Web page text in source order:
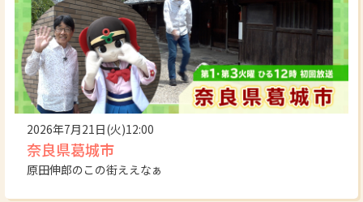
2026年7月21日(火)12:00
奈良県葛城市
原田伸郎のこの街ええなぁ